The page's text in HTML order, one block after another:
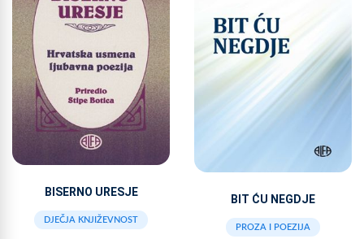
BISERNO URESJE
DJEČJA KNJIŽEVNOST
BIT ĆU NEGDJE
PROZA I POEZIJA